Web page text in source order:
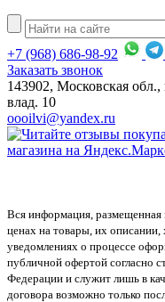
+7 (968) 686-98-92
Заказать звонок
143902, Московская
влад. 10
oooilvi@yandex.ru
Вся информация, размещенная
ценах на товары, их описании,
уведомлениях о процессе
публичной офертой согласно
Федерации и служит лишь в
договора возможно только